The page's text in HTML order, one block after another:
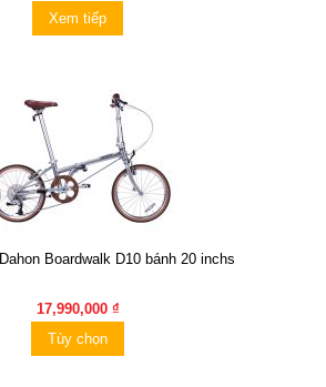
Xem tiếp
Boardwalk D10 bánh 20 inchs
17,990,000 ₫
Tùy chọn